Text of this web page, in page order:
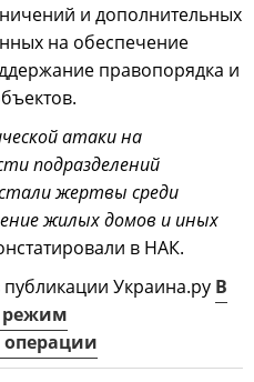
и дополнительных
на обеспечение
правопорядка и
атаки на
подразделений
жертвы среди
жилых домов и иных
в НАК.
Украина.ру В
режим
операции